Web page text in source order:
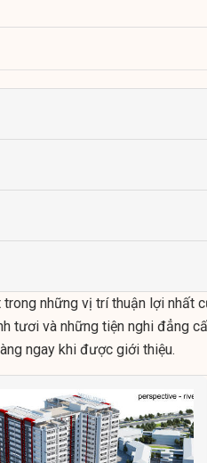
những vị trí thuận lợi nhất
tươi và những tiện nghi đẳng
ngay khi được giới thiệu.